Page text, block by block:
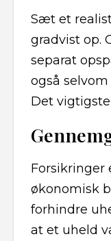
Sæt et
gradvist op.
separat
også
Det
Forsikringer
økonomisk
forhindre
at et uheld